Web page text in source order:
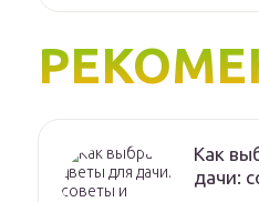
Как
дачи: